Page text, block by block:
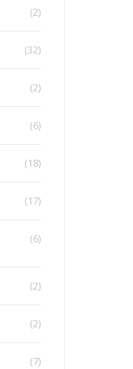
(2)
(32)
(2)
(6)
(18)
(17)
(6)
(2)
(2)
(7)